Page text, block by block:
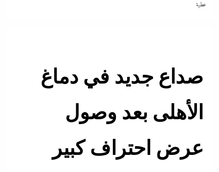
عطية
صداع جديد في دماغ
الأهلى بعد وصول
عرض احتراف كبير